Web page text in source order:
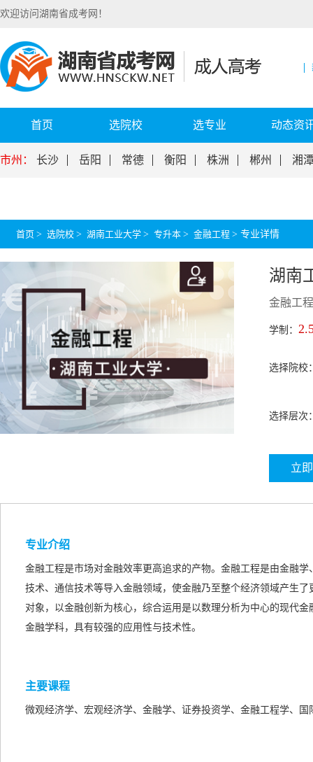
欢迎访问湖南省成考网！
首页 选院校 选专业 动态资
市州： 长沙 岳阳 常德 衡阳 株洲 郴州 湘
首页 > 选院校 > 湖南工业大学 > 专升本 > 金融工程 > 专业详情
湖南
金融工程
学制：
选择院校
选择层次
立
专业介绍
金融工程是市场对金融效率更高追求的产物。金融工程是由金融
技术、通信技术等导入金融领域，使金融乃至整个经济领域产生
对象，以金融创新为核心，综合运用是以数理分析为中心的现代
金融学科，具有较强的应用性与技术性。
主要课程
微观经济学、宏观经济学、金融学、证券投资学、金融工程学、